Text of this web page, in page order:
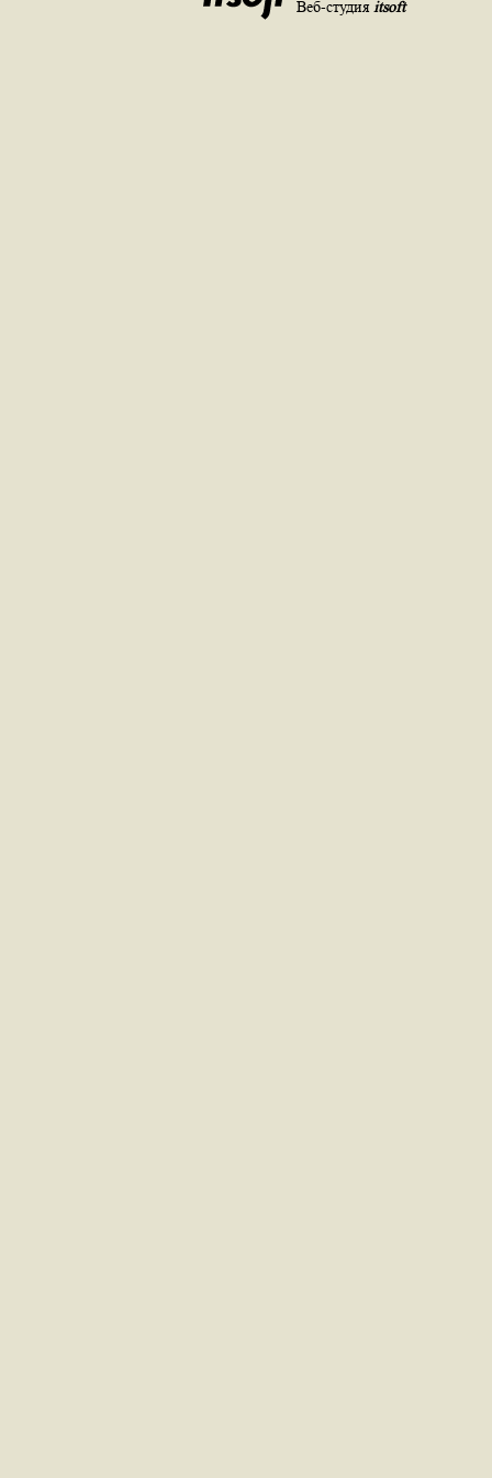
Веб-студия itsoft